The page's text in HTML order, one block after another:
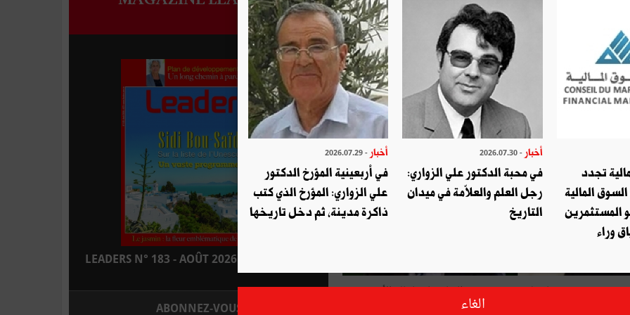
الحكومة الإيطالية جيزوبي كونتي زيارة لتونس تكتسي طابعا سياسيا بالغ الأهمية
LEADERS N° 183 - AOÛT 2026 : EN KIOSQUE
ABONNEZ-VOUS
تجدد
المالية
المستثمرين
وراء
أخبار - 2026.07.30
في محبة الدكتور علي الزواري:
رجل العلم والعلاّمة في ميدان
التاريخ
أخبار - 2026.07.29
في أربعينية المؤرخ الدكتور
علي الزواري: المؤرخ الذي كتب
ذاكرة مدينة، ثم دخل تاريخها
الغاء